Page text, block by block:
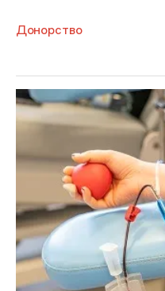
Донорство